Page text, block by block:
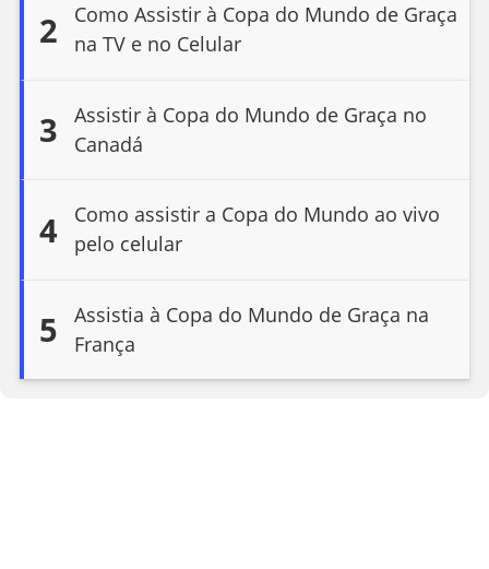
2
Como Assistir à Copa do Mundo de Graça
na TV e no Celular
3
Assistir à Copa do Mundo de Graça no
Canadá
4
Como assistir a Copa do Mundo ao vivo
pelo celular
5
Assistia à Copa do Mundo de Graça na
França